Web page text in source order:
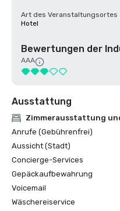
Art des Veranstaltungsortes
Hotel
Bewertungen der
AAA
Ausstattung
Zimmerausstattung
Anrufe (Gebührenfrei)
Aussicht (Stadt)
Concierge-Services
Gepäckaufbewahrung
Voicemail
Wäschereiservice